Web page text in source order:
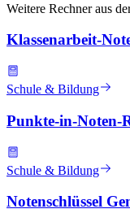
Weitere Rechner aus
Klassenarbeit-
Schule & Bildung
Punkte-in-Noten-
Schule & Bildung
Notenschlüssel